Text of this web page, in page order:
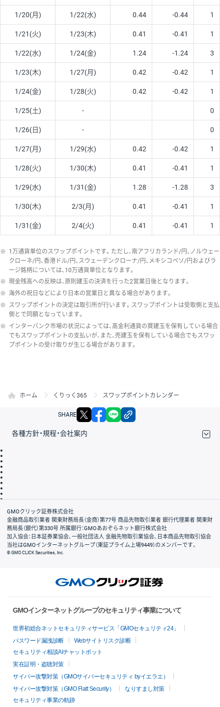
1/20(月) 1/22(水) 0.44 -0.44 1
1/21(火) 1/23(木) 0.41 -0.41 1
1/22(水) 1/24(金) 1.24 -1.24 3
1/23(木) 1/27(月) 0.42 -0.42 1
1/24(金) 1/28(火) 0.42 -0.42 1
1/25(土) - 0
1/26(日) - 0
1/27(月) 1/29(水) 0.42 -0.42 1
1/28(火) 1/30(木) 0.41 -0.41 1
1/29(水) 1/31(金) 1.28 -1.28 3
1/30(木) 2/3(月) 0.41 -0.41 1
1/31(金) 2/4(火) 0.41 -0.41 1
※ 1万通貨単位のスワップポイントです。ただし、南アフリカランド/円、ノルウェー
クローネ/円、香港ドル/円、スウェーデンクローナ/円、メキシコペソ/円およびラ
ージ銘柄については、10万通貨単位となります。
※ 現金残高への反映は、原則建玉の決済を行った2営業日後となります。
※ 海外の祝日などにより日本の営業日と異なる場合があります。
※ スワップポイントの決定は取引所が行います。スワップポイントは受取側と支払
側とで同額となっています。
※ インターバンク市場の状況によっては、高金利通貨の買建玉を保有している場合
でもスワップポイントの支払いが、また、売建玉を保有している場合でもスワッ
プポイントの受け取りが生じる場合があります。
ホーム くりっく365 スワップポイントカレンダー
SHARE X facebook
各種方針・規程・会社案内
会社案内
GMOクリック証券株式会社
金融商品取引業者 関東財務局長（金商）第77号 商品先物取引業者 銀行代理業者 関東財
務局長（銀代）第330号 所属銀行：GMOあおぞらネット銀行株式会社
加入協会：日本証券業協会、一般社団法人 金融先物取引業協会、日本商品先物取引協会
当社はGMOインターネットグループ（東証プライム上場9449）のメンバーです。
© GMO CLICK Securities, Inc.
GMOインターネットグループのセキュリティ事業について
世界初総合ネットセキュリティサービス「GMOセキュリティ24」
パスワード漏洩診断
Webサイトリスク診断
セキュリティ相談AIチャットボット
実在証明・盗聴対策
サイバー攻撃対策（GMOサイバーセキュリティ byイエラエ）
サイバー攻撃対策（GMO Flatt Security）
なりすまし対策
セキュリティ事業の軌跡